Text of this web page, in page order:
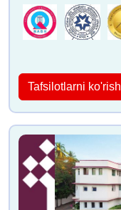
Tafsilotlarni ko'rish